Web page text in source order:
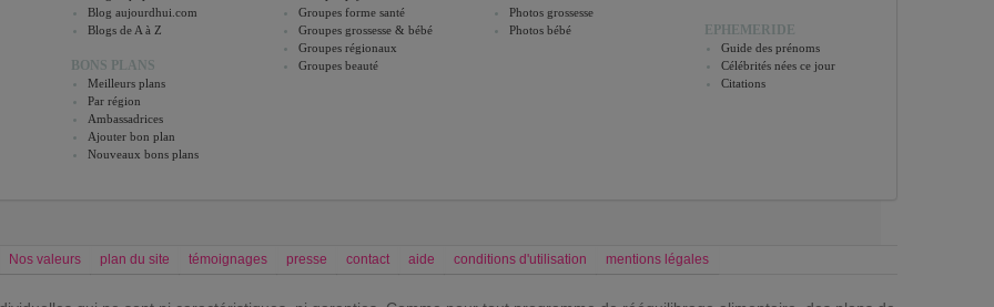
Blog aujourdhui.com
Blogs de A à Z
BONS PLANS
Meilleurs plans
Par région
Ambassadrices
Ajouter bon plan
Nouveaux bons plans
Groupes forme santé
Groupes grossesse & bébé
Groupes régionaux
Groupes beauté
Photos grossesse
Photos bébé
EPHEMERIDE
Guide des prénoms
Célébrités nées ce jour
Citations
Nos valeurs plan du site témoignages presse contact aide conditions d'utilisation mentions légales